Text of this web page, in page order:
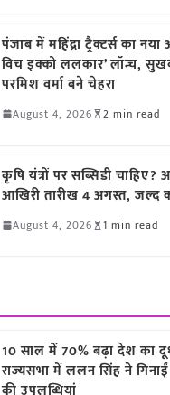
पंजाब में महिंद्रा ट्रैक्टर्स का नया
विच इक्को ललकार’ लॉन्च,
परमिश वर्मा बने चेहरा
August 4, 2026 2 min read
कृषि यंत्रों पर सब्सिडी
आखिरी तारीख 4 अगस्त, जल्द
August 4, 2026 1 min read
10 साल में 70% बढ़ा देश का
राज्यसभा में ललन सिंह ने गिनाईं